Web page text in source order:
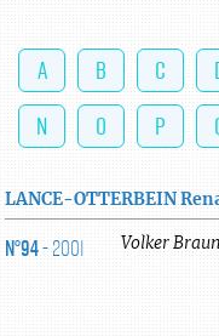
A B C
N
O P
LANCE-OTTERBEIN
N°94- 2001 Volker